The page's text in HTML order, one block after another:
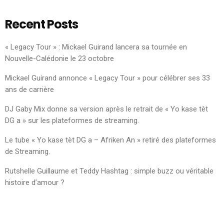
Recent Posts
« Legacy Tour » : Mickael Guirand lancera sa tournée en
Nouvelle-Calédonie le 23 octobre
Mickael Guirand annonce « Legacy Tour » pour célébrer ses 33
ans de carrière
DJ Gaby Mix donne sa version après le retrait de « Yo kase tèt
DG a » sur les plateformes de streaming.
Le tube « Yo kase tèt DG a – Afriken An » retiré des plateformes
de Streaming.
Rutshelle Guillaume et Teddy Hashtag : simple buzz ou véritable
histoire d’amour ?